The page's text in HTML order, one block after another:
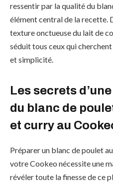
ressentir par la qualité du
élément central de la recette.
texture onctueuse du lait de
séduit tous ceux qui
et simplicité.
Les secrets
du blanc de
et curry au
Préparer un blanc de poulet
votre Cookeo nécessite une
révéler toute la finesse de ce